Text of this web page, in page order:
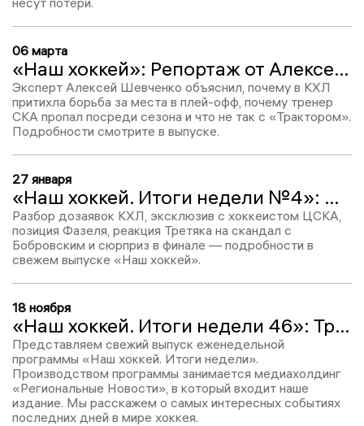
06 марта
«Наш хоккей»: Репортаж от Алексея Шевченко. Конец интриги в КХЛ, прогул Ларионова, кошмар «Трактора»
Эксперт Алексей Шевченко объяснил, почему в КХЛ
притихла борьба за места в плей-офф, почему тренер
СКА пропал посреди сезона и что не так с «Трактором».
Подробности смотрите в выпуске.
27 января
«Наш хоккей. Итоги недели №4»: ФХР подаст в суд на ИИХФ, Третьяк о драке вратарей в НХЛ
Разбор дозаявок КХЛ, эксклюзив с хоккеистом ЦСКА,
позиция Фазеля, реакция Третяка на скандал с
Бобровским и сюрприз в финале — подробности в
свежем выпуске «Наш хоккей».
18 ноября
«Наш хоккей. Итоги недели 46»: Тренерские перемены в КХЛ, интервью с Ларионовым, Лоуренс установил рекорд
Представляем свежий выпуск еженедельной
программы «Наш хоккей. Итоги недели».
Производством программы занимается медиахолдинг
«Региональные Новости», в который входит наше
издание. Мы расскажем о самых интересных событиях
последних дней в мире хоккея.